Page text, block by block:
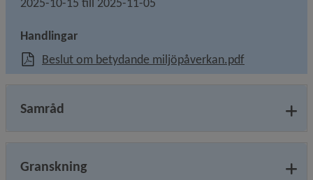
Handlingar
Beslut om betydande miljöpåverkan.pdf, 196.9 kB,
Samråd
Granskning